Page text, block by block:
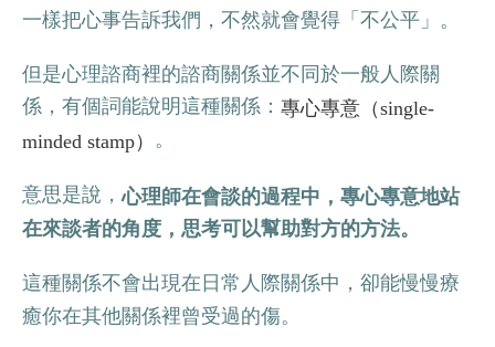
一樣把心事告訴我們，不然就會覺得「不公平」。
但是心理諮商裡的諮商關係並不同於一般人際關
係，有個詞能說明這種關係： 專心專意（single-
minded stamp） 。
意思是說， 心理師在會談的過程中，專心專意地站
在來談者的角度，思考可以幫助對方的方法。
這種關係不會出現在日常人際關係中，卻能慢慢療
癒你在其他關係裡曾受過的傷。